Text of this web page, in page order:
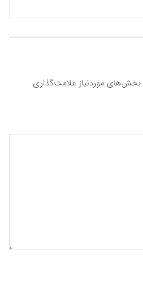
بخش‌های موردنیاز علامت‌گذاری